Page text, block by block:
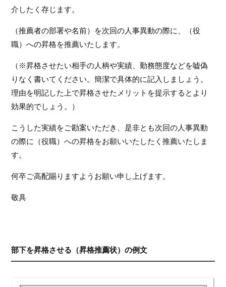
介したく存じます。
（推薦者の部署や名前）を次回の人事異動の際に、（役
職）への昇格を推薦いたします。
（※昇格させたい相手の人柄や実績、勤務態度などを嘘偽
りなく書いてください。簡潔で具体的に記入しましょう。
理由を明記した上で昇格させたメリットを提示するとより
効果的でしょう。）
こうした実績をご勘案いただき、是非とも次回の人事異動
の際に（役職）への昇格をお願いいたしたく推薦いたしま
す。
何卒ご高配賜りますようお願い申し上げます。
敬具
部下を昇格させる（昇格推薦状）の例文